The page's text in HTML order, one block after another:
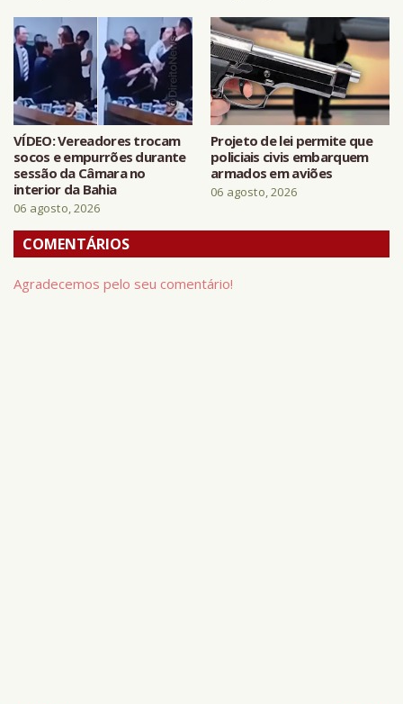
VÍDEO: Vereadores trocam
socos e empurrões durante
sessão da Câmara no
interior da Bahia
06 agosto, 2026
Projeto de lei permite que
policiais civis embarquem
armados em aviões
06 agosto, 2026
COMENTÁRIOS
Agradecemos pelo seu comentário!